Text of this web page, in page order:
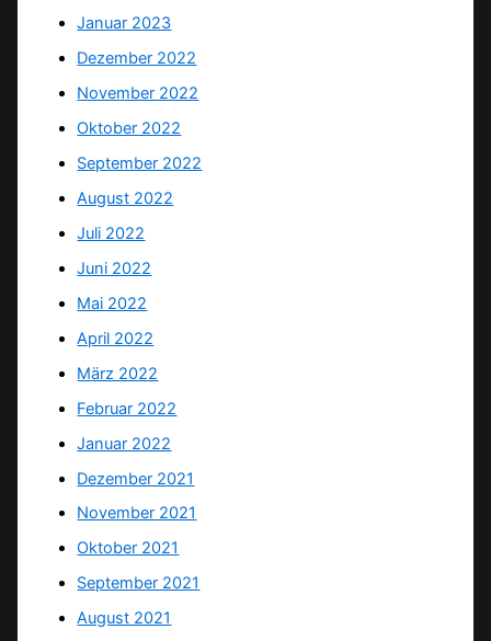
Januar 2023
Dezember 2022
November 2022
Oktober 2022
September 2022
August 2022
Juli 2022
Juni 2022
Mai 2022
April 2022
März 2022
Februar 2022
Januar 2022
Dezember 2021
November 2021
Oktober 2021
September 2021
August 2021